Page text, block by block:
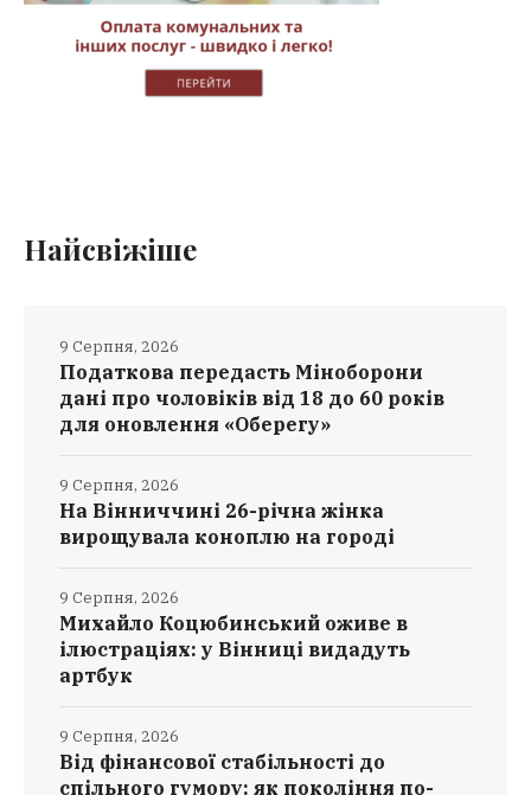
Найсвіжіше
Податкова передасть Міноборони
дані про чоловіків від 18 до 60 років
для оновлення «Оберегу»
9 Серпня, 2026
На Вінниччині 26-річна жінка
вирощувала коноплю на городі
9 Серпня, 2026
Михайло Коцюбинський оживе в
ілюстраціях: у Вінниці видадуть
артбук
9 Серпня, 2026
Від фінансової стабільності до
спільного гумору: як покоління по-
9 Серпня, 2026